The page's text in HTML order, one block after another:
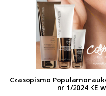
Czasopismo
nr 1/2024 KE